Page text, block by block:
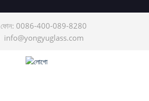
ফোন: 0086-400-089-8280
info@yongyuglass.com